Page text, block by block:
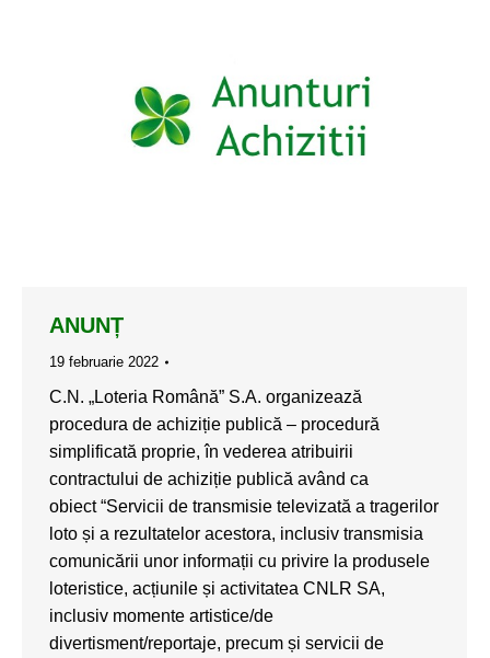
ANUNȚ
19 februarie 2022
C.N. „Loteria Română” S.A. organizează
procedura de achiziție publică – procedură
simplificată proprie, în vederea atribuirii
contractului de achiziție publică având ca
obiect “Servicii de transmisie televizată a tragerilor
loto și a rezultatelor acestora, inclusiv transmisia
comunicării unor informații cu privire la produsele
loteristice, acțiunile și activitatea CNLR SA,
inclusiv momente artistice/de
divertisment/reportaje, precum și servicii de